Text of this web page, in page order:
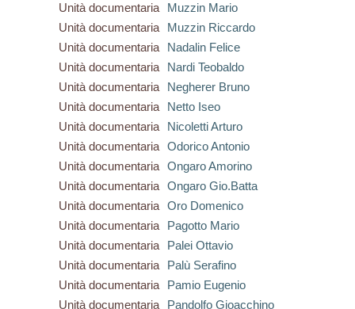
Unità documentaria
Muzzin Mario
Unità documentaria
Muzzin Riccardo
Unità documentaria
Nadalin Felice
Unità documentaria
Nardi Teobaldo
Unità documentaria
Negherer Bruno
Unità documentaria
Netto Iseo
Unità documentaria
Nicoletti Arturo
Unità documentaria Odorico Antonio
Unità documentaria Ongaro Amorino
Unità documentaria Ongaro Gio.Batta
Unità documentaria Oro Domenico
Unità documentaria
Pagotto Mario
Unità documentaria
Palei Ottavio
Unità documentaria
Palù Serafino
Unità documentaria
Pamio Eugenio
Unità documentaria
Pandolfo Gioacchino